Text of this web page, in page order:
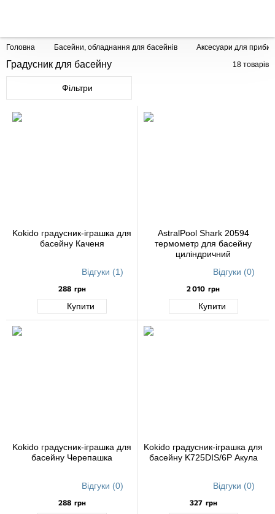
Головна Басейни, обладнання для басейнів Аксесуари для
Градусник для басейну 18 товарів
Фільтри
Kokido градусник-іграшка для
басейну Каченя
Відгуки (1)
288 грн
Купити
AstralPool Shark 20594
термометр для басейну
циліндричний
Відгуки (0)
2 010 грн
Купити
Kokido градусник-іграшка для
басейну Черепашка
Відгуки (0)
288 грн
Kokido градусник-іграшка для
басейну K725DIS/6P Акула
Відгуки (0)
327 грн